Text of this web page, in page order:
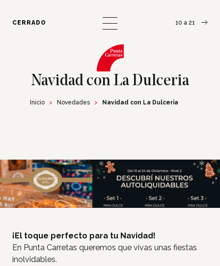
¿Cómo llegar? Escribinos
CERRADO 10 a 21
Inicio Novedades Navidad con La Dulceria
Navidad con La Dulceria
¡El toque perfecto para tu Navidad!
En Punta Carretas queremos que vivas unas fiestas
inolvidables.